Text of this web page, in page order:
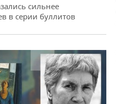
сильнее
в серии буллитов